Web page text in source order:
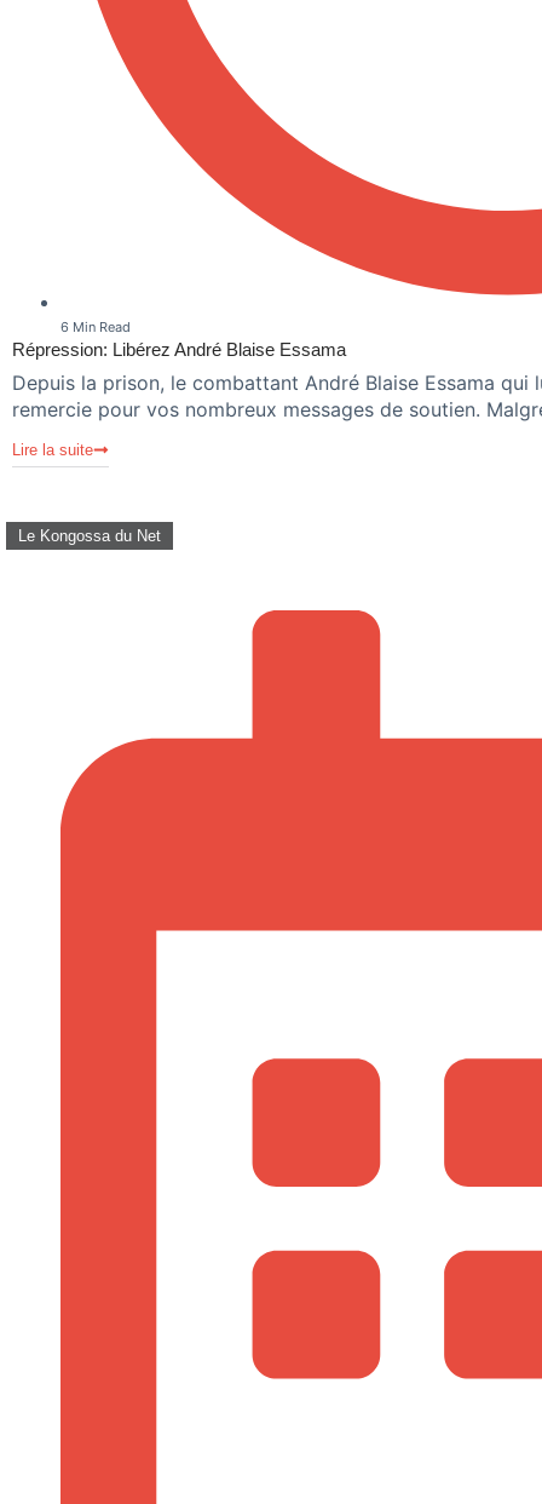
6 Min Read
Répression: Libérez André Blaise Essama
Depuis la prison, le combattant André Blaise Essama
remercie pour vos nombreux messages de soutien.
Lire la suite
Le Kongossa du Net